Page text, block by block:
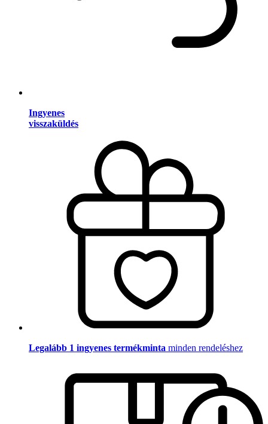
Ingyenes
visszaküldés
Legalább 1 ingyenes termékminta minden rendeléshez